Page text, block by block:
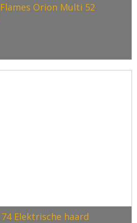
Orion Multi 52
Elektrische haard